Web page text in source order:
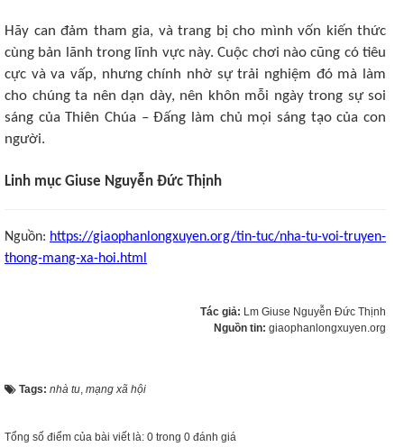
Hãy can đảm tham gia, và trang bị cho mình vốn kiến thức
cùng bản lãnh trong lĩnh vực này. Cuộc chơi nào cũng có tiêu
cực và va vấp, nhưng chính nhờ sự trải nghiệm đó mà làm
cho chúng ta nên dạn dày, nên khôn mỗi ngày trong sự soi
sáng của Thiên Chúa – Đấng làm chủ mọi sáng tạo của con
người.
Linh mục Giuse Nguyễn Đức Thịnh
Nguồn: https://giaophanlongxuyen.org/tin-tuc/nha-tu-voi-truyen-
thong-mang-xa-hoi.html
Tác giả: Lm Giuse Nguyễn Đức Thịnh
Nguồn tin: giaophanlongxuyen.org
Tags: nhà tu, mạng xã hội
Tổng số điểm của bài viết là: 0 trong 0 đánh giá